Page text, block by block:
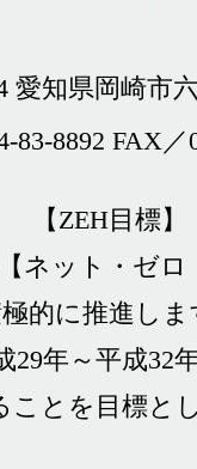
愛知県岡崎市
83-8892 FAX／
【ZEH目標】
ネット・ゼ
的に推進しま
年～平成32
ことを目標と